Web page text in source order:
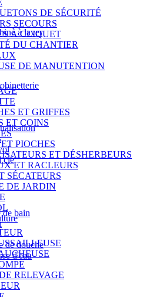
à laver
clé
de bain
de douche
d'eau
DE SÉCURITÉ
SECOURS
À CLIQUET
DU CHANTIER
DE MANUTENTION
ET GRIFFES
ET COINS
PIOCHES
ET DÉSHERBEURS
ET RACLEURS
SÉCATEURS
DE JARDIN
RELEVAGE